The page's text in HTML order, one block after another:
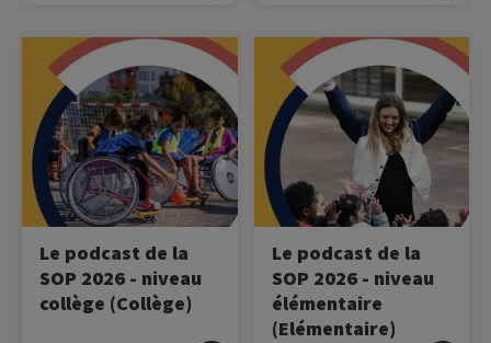
Image
Le podcast de la
SOP 2026 - niveau
collège (Collège)
Ecoutez le podcast de la
SOP !
Image
Le podcast de la
SOP 2026 - niveau
élémentaire
(Elémentaire)
Ecoutez le podcast de la
SOP !